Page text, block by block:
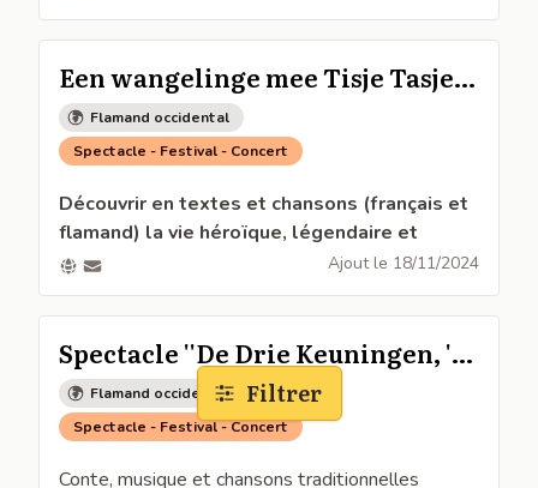
Samedi 7 décembre à 20h à l'église de
Bergues
Een wangelinge mee Tisje Tasje -
Balade en Flandre
Flamand occidental
Spectacle - Festival - Concert
Découvrir en textes et chansons (français et
flamand) la vie héroïque, légendaire et
romancée du plus célèbre des colporteurs,
Tisje-Tasje.
Spectacle dans les pas de Tisje-Tasje le 23
novembre à 16h à la maison de la bataille de
Noordpeene 59
Spectacle avec Lysiane Degand, Marie-Christine
Lambrecht, Antoine Quaghebeur et Joël Devos
Ajout le 18/11/2024
Spectacle ''De Drie Keuningen, 't
is oek een vierden ! Le 4ème Roi
Mage !
Flamand occidental
Spectacle - Festival - Concert
Conte, musique et chansons traditionnelles
Filtrer